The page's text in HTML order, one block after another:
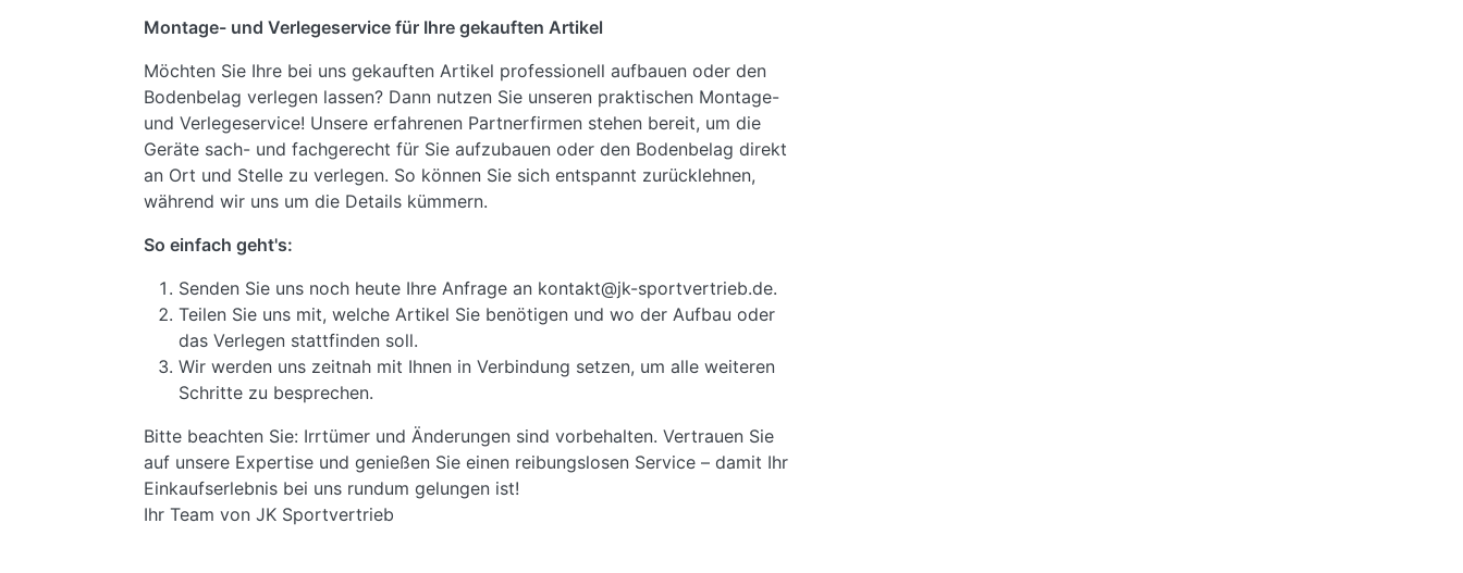
Montage- und Verlegeservice für Ihre gekauften Artikel
Möchten Sie Ihre bei uns gekauften Artikel professionell aufbauen oder den
Bodenbelag verlegen lassen? Dann nutzen Sie unseren praktischen Montage-
und Verlegeservice! Unsere erfahrenen Partnerfirmen stehen bereit, um die
Geräte sach- und fachgerecht für Sie aufzubauen oder den Bodenbelag direkt
an Ort und Stelle zu verlegen. So können Sie sich entspannt zurücklehnen,
während wir uns um die Details kümmern.
So einfach geht's:
Senden Sie uns noch heute Ihre Anfrage an kontakt@jk-sportvertrieb.de.
Teilen Sie uns mit, welche Artikel Sie benötigen und wo der Aufbau oder
das Verlegen stattfinden soll.
Wir werden uns zeitnah mit Ihnen in Verbindung setzen, um alle weiteren
Schritte zu besprechen.
Bitte beachten Sie: Irrtümer und Änderungen sind vorbehalten. Vertrauen Sie
auf unsere Expertise und genießen Sie einen reibungslosen Service – damit Ihr
Einkaufserlebnis bei uns rundum gelungen ist!
Ihr Team von JK Sportvertrieb